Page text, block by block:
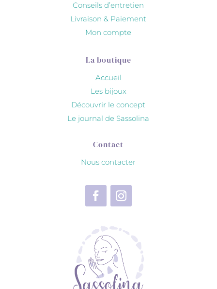
Conseils d’entretien
Livraison & Paiement
Mon compte
La boutique
Accueil
Les bijoux
Découvrir le concept
Le journal de Sassolina
Contact
Nous contacter